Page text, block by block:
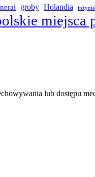
groby Holandia
miejsca
lub dostępu